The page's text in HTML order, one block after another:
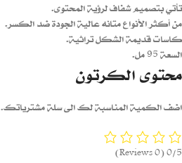
تأتي بتصميم شفاف لرؤية المحتوى.
من أكثر الأنواع متانهعالية الجودة ضد الكسر.
كاسات قديمة الشكل تراثية.
السعة 95 مل.
محتوى الكرتون
اضف الكمية المناسبة لك الى سلة مشترياتك.
0/5
(0 Reviews)